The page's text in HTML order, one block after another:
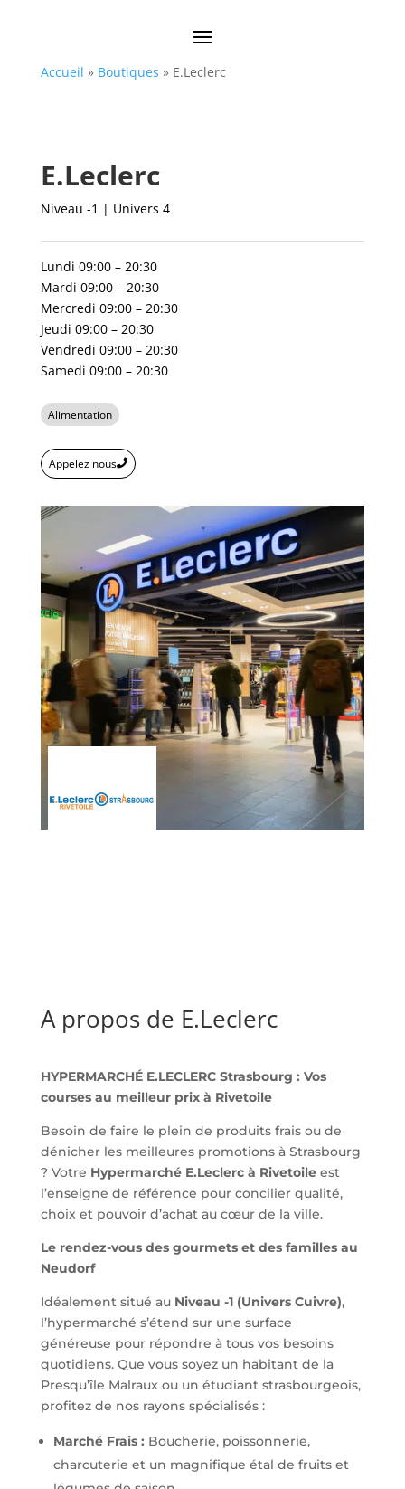
Accueil » Boutiques » E.Leclerc
E.Leclerc
Niveau -1 | Univers 4
Lundi 09:00 – 20:30
Mardi 09:00 – 20:30
Mercredi 09:00 – 20:30
Jeudi 09:00 – 20:30
Vendredi 09:00 – 20:30
Samedi 09:00 – 20:30
Alimentation
Appelez nous
A propos de E.Leclerc
HYPERMARCHÉ E.LECLERC Strasbourg : Vos
courses au meilleur prix à Rivetoile
Besoin de faire le plein de produits frais ou de
dénicher les meilleures promotions à Strasbourg
? Votre Hypermarché E.Leclerc à Rivetoileest
l’enseigne de référence pour concilier qualité,
choix et pouvoir d’achat au cœur de la ville.
Le rendez-vous des gourmets et des familles au
Neudorf
Idéalement situé au Niveau -1 (Univers Cuivre),
l’hypermarché s’étend sur une surface
généreuse pour répondre à tous vos besoins
quotidiens. Que vous soyez un habitant de la
Presqu’île Malraux ou un étudiant strasbourgeois,
profitez de nos rayons spécialisés :
Marché Frais : Boucherie, poissonnerie,
charcuterie et un magnifique étal de fruits et